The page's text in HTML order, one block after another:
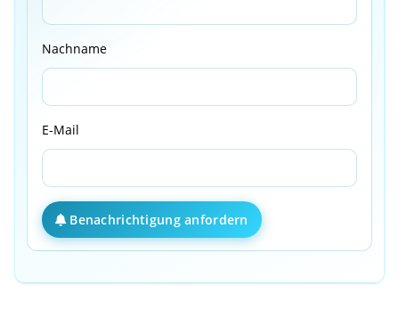
Nachname
E-Mail
Benachrichtigung anfordern